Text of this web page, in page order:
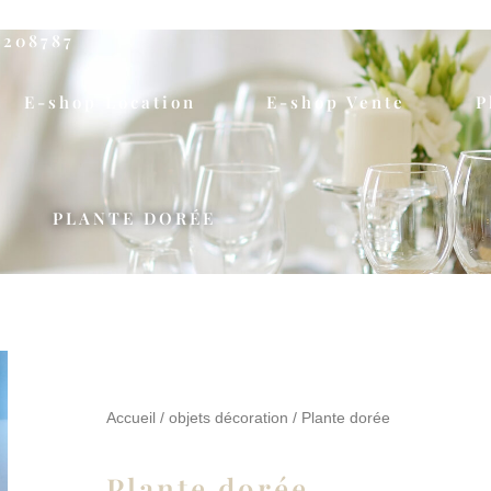
E-shop Location E-shop Vente
PLANTE DORÉE
Accueil / objets décoration / Plante dorée